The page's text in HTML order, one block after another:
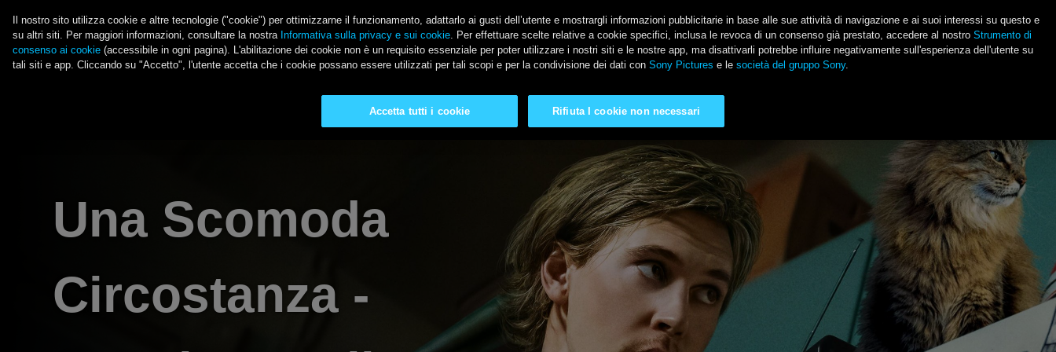
Il nostro sito utilizza cookie e altre tecnologie ("cookie") per ottimizzarne il funzionamento, adattarlo ai gusti dell’utente e mostrargli informazioni pubblicitarie in base alle sue attività di navigazione e ai suoi interessi su questo e
su altri siti. Per maggiori informazioni, consultare la nostra Informativa sulla privacy e sui cookie. Per effettuare scelte relative a cookie specifici, inclusa le revoca di un consenso già prestato, accedere al nostro Strumento di
consenso ai cookie (accessibile in ogni pagina). L'abilitazione dei cookie non è un requisito essenziale per poter utilizzare i nostri siti e le nostre app, ma disattivarli potrebbe influire negativamente sull'esperienza dell'utente su
tali siti e app. Cliccando su "Accetto", l'utente accetta che i cookie possano essere utilizzati per tali scopi e per la condivisione dei dati con Sony Pictures e le società del gruppo Sony.
Rifiuta I cookie non necessari
Accetta tutti i cookie
Main Menu
LE ULTIME NOVITÀ SONY PICTURES Social
Una Scomoda
Circostanza -